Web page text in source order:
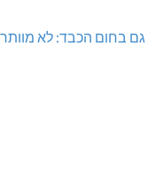
גם בחום הכבד: לא